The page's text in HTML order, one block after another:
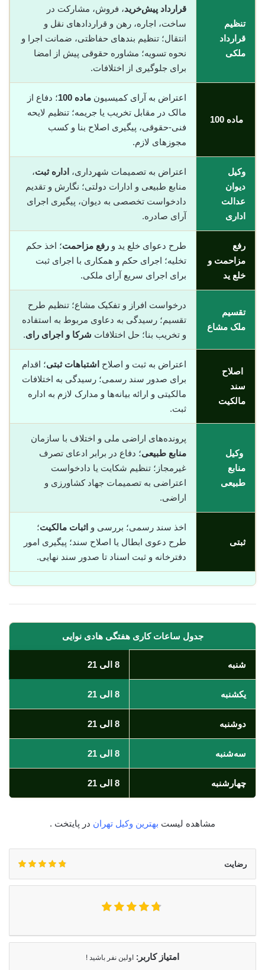
تنظیم
قرارداد
ملکی
قرارداد پیش‌خرید، فروش، مشارکت در
ساخت، اجاره، رهن و قراردادهای نقل و
انتقال؛ تنظیم بندهای حفاظتی، ضمانت اجرا و
نحوه تسویه؛ مشاوره حقوقی پیش از امضا
برای جلوگیری از اختلافات.
ماده 100
اعتراض به آرای کمیسیون ماده 100
؛ دفاع از
مالک در مقابل تخریب یا جریمه؛ تنظیم لایحه
فنی-حقوقی، پیگیری اصلاح بنا و کسب
مجوزهای لازم.
وکیل
دیوان
عدالت
اداری
اعتراض به تصمیمات شهرداری، اداره ثبت،
منابع طبیعی و ادارات دولتی؛ نگارش و تقدیم
دادخواست تخصصی به دیوان، پیگیری اجرای
آرای صادره.
رفع
مزاحمت و
خلع ید
طرح دعوای خلع ید و رفع مزاحمت؛ اخذ حکم
تخلیه؛ اجرای حکم و همکاری با اجرای ثبت
برای اجرای سریع آرای ملکی.
تقسیم
ملک مشاع
درخواست افراز و تفکیک مشاع؛ تنظیم طرح
تقسیم؛ رسیدگی به دعاوی مربوط به استفاده
و تخریب بنا؛ حل اختلافات شرکا و اجرای رای.
اصلاح
سند
مالکیت
اعتراض به ثبت و اصلاح اشتباهات ثبتی؛ اقدام
برای صدور سند رسمی؛ رسیدگی به اختلافات
مالکیتی و ارائه بیانه‌ها و مدارک لازم به اداره
ثبت.
وکیل
منابع
طبیعی
پرونده‌های اراضی ملی و اختلاف با سازمان
منابع طبیعی؛ دفاع در برابر ادعای تصرف
غیرمجاز؛ تنظیم شکایت یا دادخواست
اعتراضی به تصمیمات جهاد کشاورزی و
اراضی.
ثبتی
اخذ سند رسمی؛ بررسی و اثبات مالکیت؛
طرح دعوی ابطال یا اصلاح سند؛ پیگیری امور
دفترخانه و ثبت اسناد تا صدور سند نهایی.
جدول ساعات کاری هفتگی هادی نوایی
شنبه 8 الی 21
یکشنبه 8 الی 21
دوشنبه 8 الی 21
سه‌شنبه 8 الی 21
چهارشنبه 8 الی 21
مشاهده لیست بهترین وکیل تهران در پایتخت .
رضایت
امتیاز کاربر: اولین نفر باشید !